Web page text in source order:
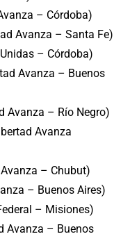
– Córdoba)
Avanza – Santa Fe)
– Córdoba)
Avanza – Buenos
Avanza – Río Negro)
Avanza
– Chubut)
– Buenos Aires)
– Misiones)
Avanza – Buenos